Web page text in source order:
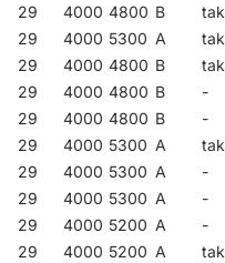
29
4000 4800 B tak
29
4000 5300 A tak
29
4000 4800 B tak
29
4000 4800 B -
29
4000 4800 B -
29
4000 5300 A tak
29
4000 5300 A -
29
4000 5300 A -
29
4000 5200 A -
29
4000 5200 A tak